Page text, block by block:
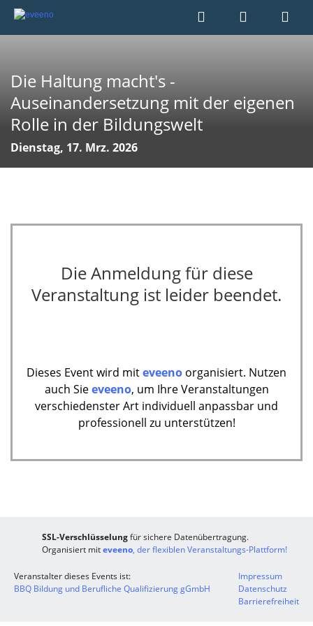
Die Haltung macht's -
Auseinandersetzung mit der eigenen
Rolle in der Bildungswelt
Dienstag, 17. Mrz. 2026
Die Anmeldung für diese
Veranstaltung ist leider beendet.
Dieses Event wird miteveeno organisiert. Nutzen
auch Sieeveeno, um Ihre Veranstaltungen
verschiedenster Art individuell anpassbar und
professionell zu unterstützen!
SSL-Verschlüsselungfür sichere Datenübertragung.
Organisiert miteveeno, der flexiblen Veranstaltungs-Plattform!
Veranstalter dieses Events ist:
BBQ Bildung und Berufliche Qualifizierung gGmbH
Impressum
Datenschutz
Barrierefreiheit